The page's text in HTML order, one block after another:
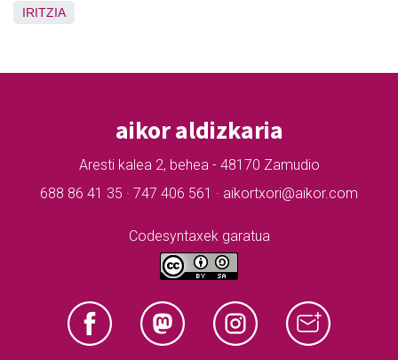
IRITZIA
aikor aldizkaria
Aresti kalea 2, behea - 48170 Zamudio
688 86 41 35 · 747 406 561 · aikortxori@aikor.com
Codesyntaxek garatua